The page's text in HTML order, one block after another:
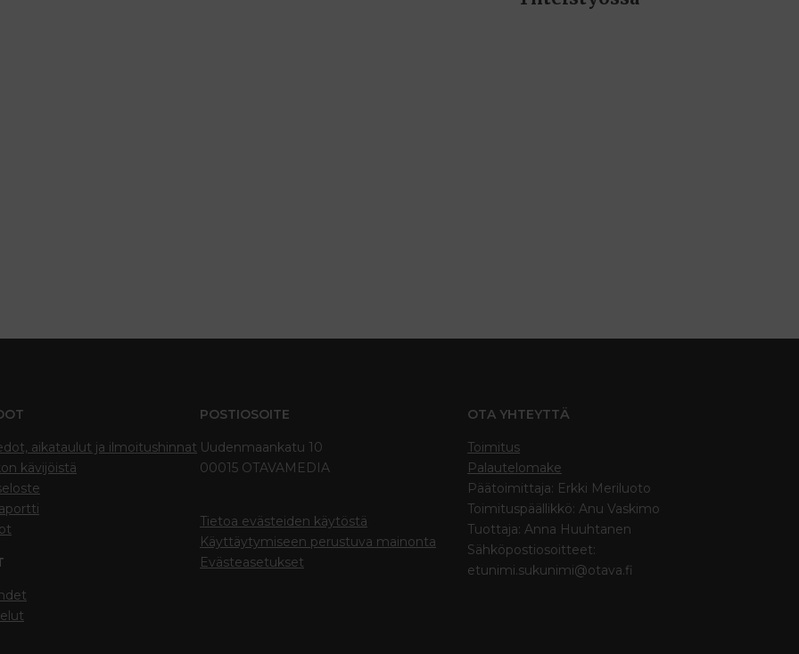
aikataulut ja ilmoitushinnat
kävijöistä
POSTIOSOITE
Uudenmaankatu 10
00015 OTAVAMEDIA
Tietoa evästeiden käytöstä
Käyttäytymiseen perustuva mainonta
Evästeasetukset
OTA YHTEYTTÄ
Toimitus
Palautelomake
Päätoimittaja: Erkki Meriluoto
Toimituspäällikkö: Anu Vaskimo
Tuottaja: Anna Huuhtanen
Sähköpostiosoitteet:
etunimi.sukunimi@otava.fi